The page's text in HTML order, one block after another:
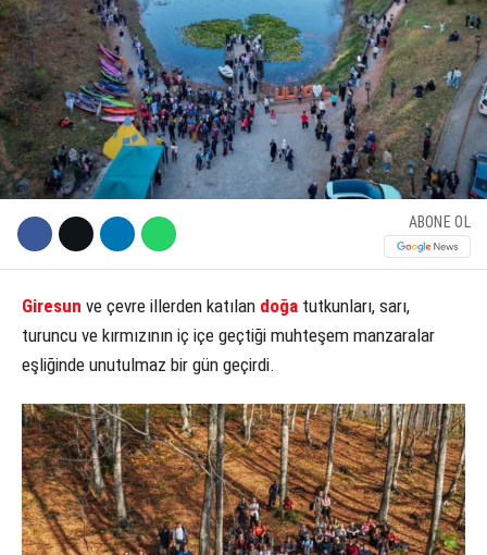
Facebook
Instagram
Youtube
ABONE OL
Giresun ve çevre illerden katılan doğa tutkunları, sarı,
turuncu ve kırmızının iç içe geçtiği muhteşem manzaralar
eşliğinde unutulmaz bir gün geçirdi.